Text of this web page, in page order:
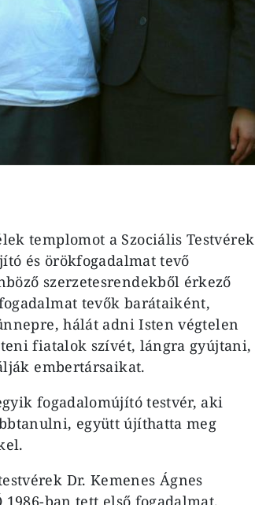
templomot a Szociális Testvérek
és örökfogadalmat tevő
szerzetesrendekből érkező
tevők barátaiként,
hálát adni Isten végtelen
fiatalok szívét, lángra gyújtani,
embertársaikat.
fogadalomújító testvér, aki
együtt újíthatta meg
Dr. Kemenes Ágnes
ban tett első fogadalmat.